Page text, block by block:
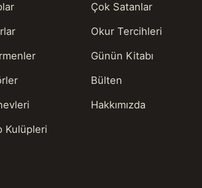
Kulüpleri
Çok Satanlar
Okur Tercihleri
Günün Kitabı
Bülten
Hakkımızda